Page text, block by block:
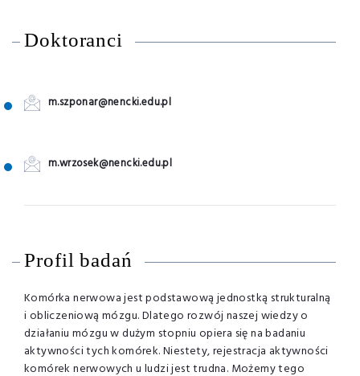
Doktoranci
m.szponar@nencki.edu.pl
m.wrzosek@nencki.edu.pl
Profil badań
Komórka nerwowa jest podstawową jednostką strukturalną
i obliczeniową mózgu. Dlatego rozwój naszej wiedzy o
działaniu mózgu w dużym stopniu opiera się na badaniu
aktywności tych komórek. Niestety, rejestracja aktywności
komórek nerwowych u ludzi jest trudna. Możemy tego